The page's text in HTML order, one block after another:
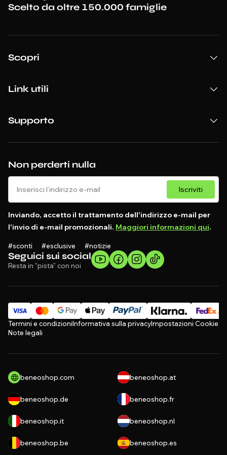
Seguici sui social
Resta in "pista" con noi
Non perderti nulla
Iscriviti
Inviando, accetto il trattamento dell'indirizzo e-mail per
l'invio di e-mail promozionali. Maggiori informazioni qui.
#sconti #esclusive #notizie
Scelto da oltre 150.000 famiglie
Scopri
Link utili
Supporto
Termini e condizioniInformativa sulla privacyImpostazioni Cookie
Note legali
beneoshop.com beneoshop.at
beneoshop.de beneoshop.fr
beneoshop.it beneoshop.nl
beneoshop.be beneoshop.es